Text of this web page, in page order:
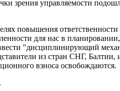
зрения управляемости
повышения
для нас в
"дисциплинирующий
из стран СНГ, Балтии,
взноса освобождаются.